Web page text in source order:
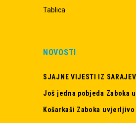
Tablica
NOVOSTI
SJAJNE VIJESTI IZ
Još jedna pobjeda Zaboka
Košarkaši Zaboka